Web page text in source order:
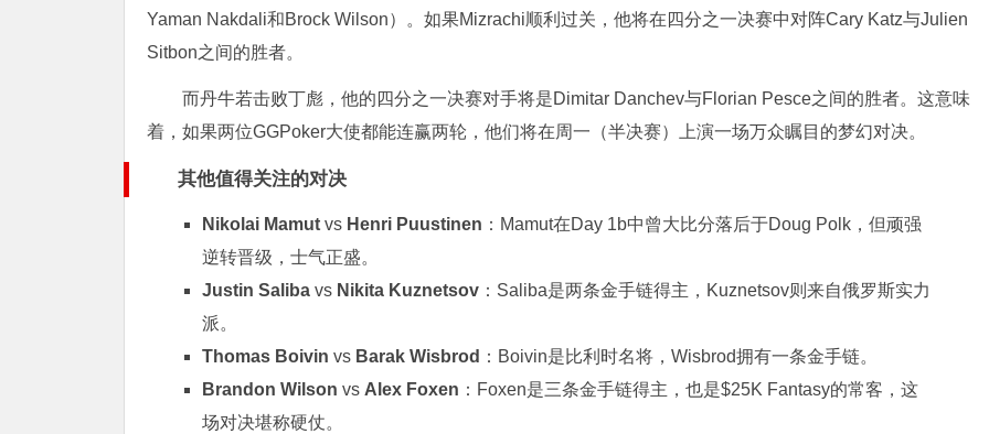
Yaman Nakdali和Brock Wilson）。如果Mizrachi顺利过关，他将在四分之一决赛中对阵Cary Katz与Julien
Sitbon之间的胜者。
而丹牛若击败丁彪，他的四分之一决赛对手将是Dimitar Danchev与Florian Pesce之间的胜者。这意味
着，如果两位GGPoker大使都能连赢两轮，他们将在周一（半决赛）上演一场万众瞩目的梦幻对决。
其他值得关注的对决
Nikolai Mamut vs Henri Puustinen ：Mamut在Day 1b中曾大比分落后于Doug Polk，但顽强
逆转晋级，士气正盛。
Justin Saliba vs Nikita Kuznetsov ：Saliba是两条金手链得主，Kuznetsov则来自俄罗斯实力
派。
Thomas Boivin vs Barak Wisbrod ：Boivin是比利时名将，Wisbrod拥有一条金手链。
Brandon Wilson vs Alex Foxen ：Foxen是三条金手链得主，也是$25K Fantasy的常客，这
场对决堪称硬仗。